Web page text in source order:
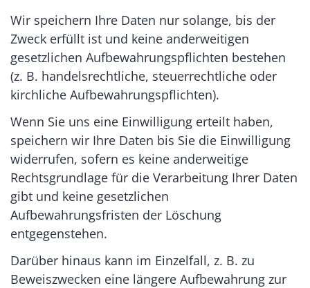
Wir speichern Ihre Daten nur solange, bis der
Zweck erfüllt ist und keine anderweitigen
gesetzlichen Aufbewahrungspflichten bestehen
(z. B. handelsrechtliche, steuerrechtliche oder
kirchliche Aufbewahrungspflichten).
Wenn Sie uns eine Einwilligung erteilt haben,
speichern wir Ihre Daten bis Sie die Einwilligung
widerrufen, sofern es keine anderweitige
Rechtsgrundlage für die Verarbeitung Ihrer Daten
gibt und keine gesetzlichen
Aufbewahrungsfristen der Löschung
entgegenstehen.
Darüber hinaus kann im Einzelfall, z. B. zu
Beweiszwecken eine längere Aufbewahrung zur